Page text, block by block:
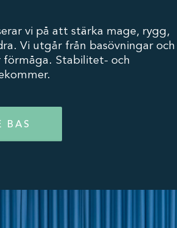
vi på att stärka mage, rygg,
Vi utgår från basövningar och
förmåga. Stabilitet- och
BAS